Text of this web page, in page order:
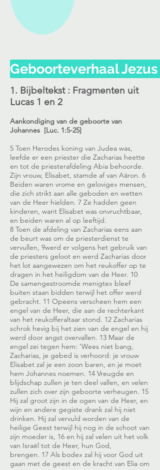
Geboorteverhaal
1. Bijbeltekst : Fragmenten uit
Lucas 1 en 2
Aankondiging van de geboorte van
Johannes [Luc. 1:5-25]
5 Toen Herodes koning van Judea was,
leefde er een priester die Zacharias heette
en tot de priesterafdeling Abia behoorde.
Zijn vrouw, Elisabet, stamde af van Aäron. 6
Beiden waren vrome en gelovige» mensen,
die zich strikt aan alle geboden en wetten
van de Heer hielden. 7 Ze hadden geen
kinderen, want Elisabet was onvruchtbaar,
en beiden waren al op leeftijd.
8 Toen de afdeling van Zacharias eens aan
de beurt was om de priesterdienst te
vervullen, 9werd er volgens het gebruik van
de priesters geloot en werd Zacharias door
het lot aangewezen om het reukoffer op te
dragen in het heiligdom van de Heer. 10
De samengestroomde menigte» bleef
buiten staan bidden terwijl het offer werd
gebracht. 11 Opeens verscheen hem een
engel van de Heer, die aan de rechterkant
van het reukofferaltaar stond. 12 Zacharias
schrok hevig bij het zien van de engel en hij
werd door angst overvallen. 13 Maar de
engel zei tegen hem: ‘Wees niet bang,
Zacharias, je gebed is verhoord: je vrouw
Elisabet zal je een zoon baren, en je moet
hem Johannes noemen. 14 Vreugde en
blijdschap zullen je ten deel vallen, en velen
zullen zich over zijn geboorte verheugen. 15
Hij zal groot zijn in de ogen van de Heer, en
wijn en andere gegiste drank zal hij niet
drinken. Hij zal vervuld worden van de
heilige Geest terwijl hij nog in de schoot van
zijn moeder is, 16 en hij zal velen uit het volk
van Israël tot de Heer, hun God,
brengen. 17 Als bode» zal hij voor God uit
gaan met de geest en de kracht van Elia om